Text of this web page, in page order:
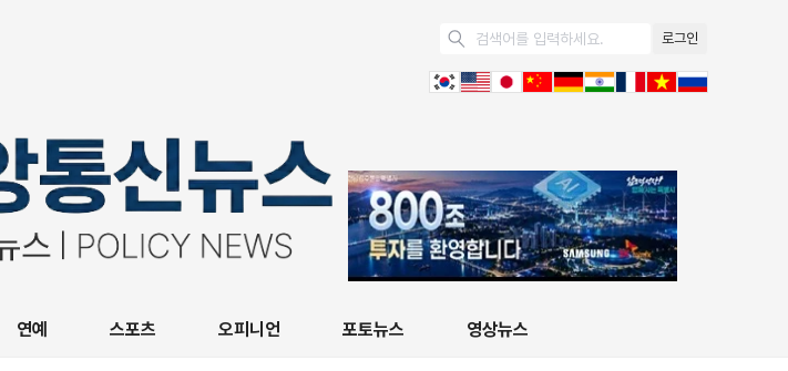
로그인
연예 스포츠 오피니언 포토뉴스 영상뉴스